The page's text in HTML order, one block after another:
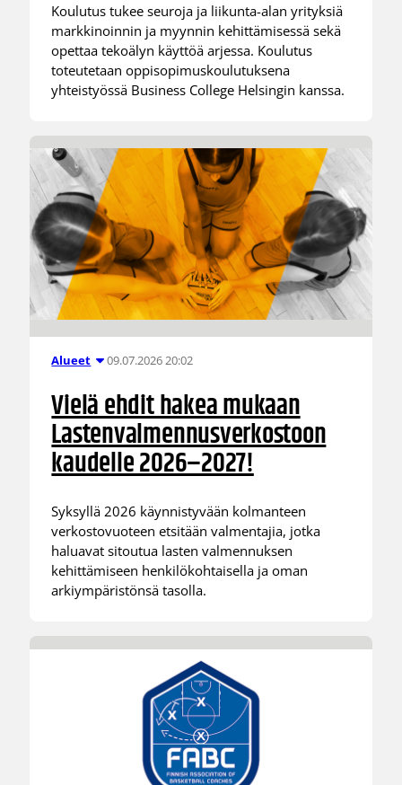
Koulutus tukee seuroja ja liikunta-alan yrityksiä
markkinoinnin ja myynnin kehittämisessä sekä
opettaa tekoälyn käyttöä arjessa. Koulutus
toteutetaan oppisopimuskoulutuksena
yhteistyössä Business College Helsingin kanssa.
Alueet 09.07.2026 20:02
Vielä ehdit hakea mukaan
Lastenvalmennusverkostoon
kaudelle 2026–2027!
Syksyllä 2026 käynnistyvään kolmanteen
verkostovuoteen etsitään valmentajia, jotka
haluavat sitoutua lasten valmennuksen
kehittämiseen henkilökohtaisella ja oman
arkiympäristönsä tasolla.